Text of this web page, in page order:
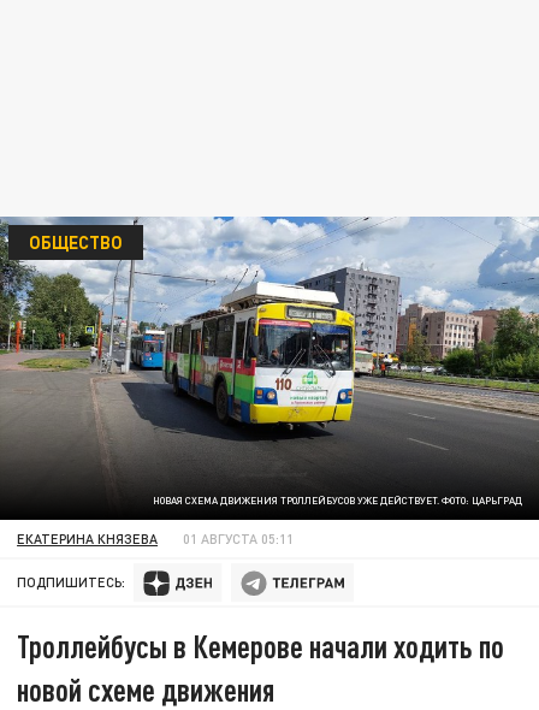
НОВАЯ СХЕМА ДВИЖЕНИЯ ТРОЛЛЕЙБУСОВ УЖЕ ДЕЙСТВУЕТ. ФОТО: ЦАРЬГРАД
ОБЩЕСТВО
ЕКАТЕРИНА КНЯЗЕВА 01 АВГУСТА 05:11
ПОДПИШИТЕСЬ:
Троллейбусы в Кемерове начали ходить по
новой схеме движения